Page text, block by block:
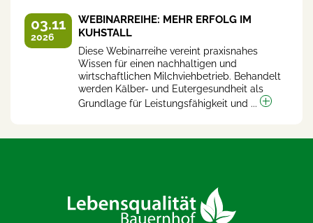
03.11
2026
WEBINARREIHE: MEHR ERFOLG IM
KUHSTALL
Diese Webinarreihe vereint praxisnahes
Wissen für einen nachhaltigen und
wirtschaftlichen Milchviehbetrieb. Behandelt
werden Kälber- und Eutergesundheit als
Grundlage für Leistungsfähigkeit und ...